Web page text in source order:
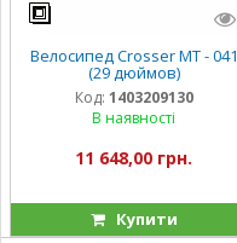
Велосипед Crosser МТ - 041
(29 дюймов)
Код: 1403209130
В наявності
11 648,00 грн.
Купити